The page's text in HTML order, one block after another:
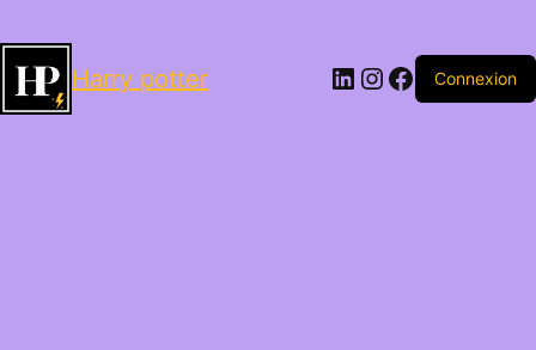
Harry potter LinkedIn
Instagram
Facebook
Connexion